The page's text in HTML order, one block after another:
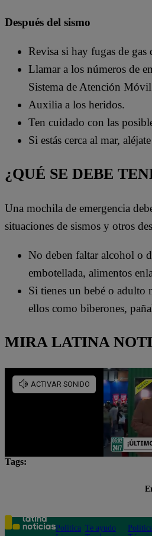
Después del sismo
Revisa si hay fugas de
Llamar a los números de
Sistema de Atención
Auxilia a los heridos.
Ten cuidado con las
Si estás cerca al mar,
¿QUÉ SE DEBE
Una mochila de emergencia
situaciones de sismos y otros
No deben faltar alcohol o
embotellada, alimentos
Si tienes un bebé o adulto
ellos como biberones,
MIRA LATINA
Tags:
Política Te ayudo